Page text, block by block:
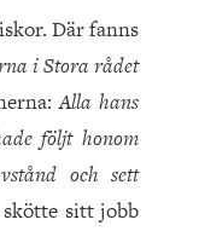
Där fanns
i Stora rådet
Alla hans
följt honom
och sett
skötte sitt jobb